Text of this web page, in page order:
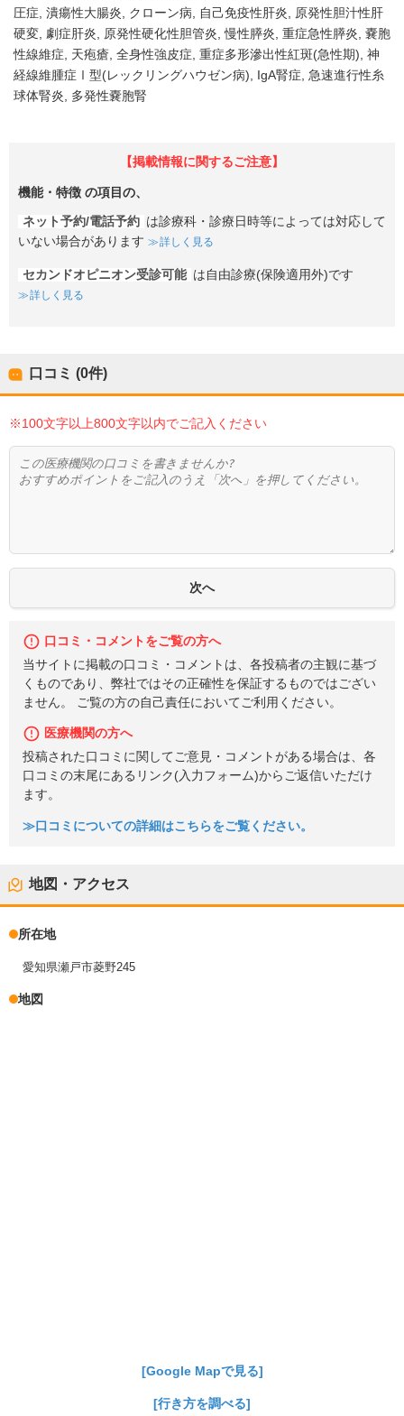
圧症 潰瘍性大腸炎 クローン病 自己免疫性肝炎
原発性胆汁性肝
硬変 劇症肝炎 原発性硬化性胆管炎 慢性膵炎 重症急性膵炎 嚢胞
性線維症
天疱瘡 全身性強皮症 重症多形滲出性紅斑(急性期) 神
経線維腫症Ⅰ型(レックリングハウゼン病)
IgA腎症 急速進行性糸
球体腎炎
多発性嚢胞腎
【掲載情報に関するご注意】
機能・特徴 の項目の、
ネット予約/電話予約 は診療科・診療日時等によっては対応して
いない場合があります
詳しく見る
セカンドオピニオン受診可能 は自由診療(保険適用外)です
詳しく見る
口コミ (0件)
※100文字以上800文字以内でご記入ください
口コミ・コメントをご覧の方へ
当サイトに掲載の口コミ・コメントは、各投稿者の主観に基づ
くものであり、弊社ではその正確性を保証するものではござい
ません。 ご覧の方の自己責任においてご利用ください。
医療機関の方へ
投稿された口コミに関してご意見・コメントがある場合は、各
口コミの末尾にあるリンク(入力フォーム)からご返信いただけ
ます。
≫口コミについての詳細はこちらをご覧ください。
地図・アクセス
所在地
愛知県瀬戸市菱野245
地図
[Google Mapで見る]
[行き方を調べる]